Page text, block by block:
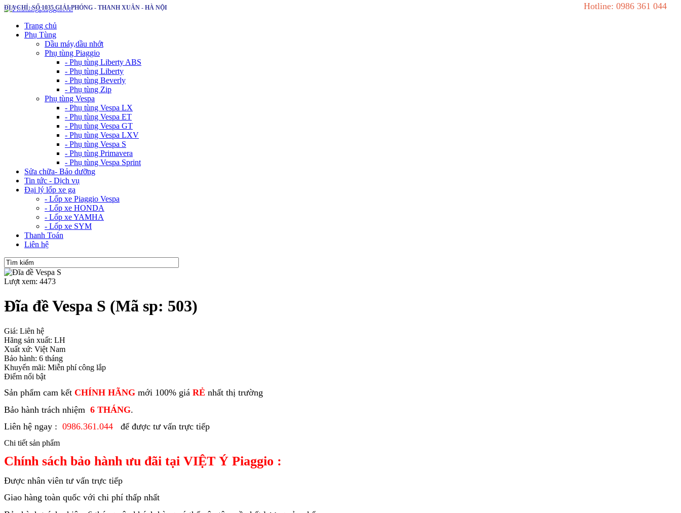
ĐỊA CHỈ: SỐ 1035 GIẢI PHÓNG - THANH XUÂN - HÀ NỘI Hotline: 0986 361 044
Trang chủ
Phụ Tùng
Dầu máy,dầu nhớt
Phụ tùng Piaggio
- Phụ tùng Liberty ABS
- Phụ tùng Liberty
- Phụ tùng Beverly
- Phụ tùng Zip
Phụ tùng Vespa
- Phụ tùng Vespa LX
- Phụ tùng Vespa ET
- Phụ tùng Vespa GT
- Phụ tùng Vespa LXV
- Phụ tùng Vespa S
- Phụ tùng Primavera
- Phụ tùng Vespa Sprint
Sửa chữa- Bảo dưỡng
Tin tức - Dịch vụ
Đại lý lốp xe ga
- Lốp xe Piaggio Vespa
- Lốp xe HONDA
- Lốp xe YAMHA
- Lốp xe SYM
Thanh Toán
Liên hệ
Lượt xem: 4473
Đĩa đề Vespa S (Mã sp: 503)
Giá: Liên hệ
Hãng sản xuất: LH
Xuất xứ: Việt Nam
Bảo hành: 6 tháng
Khuyến mãi: Miễn phí công lắp
Điểm nổi bật
Sản phẩm cam kết CHÍNH HÃNG mới 100% giá RẺ nhất thị trường
Bảo hành trách nhiệm 6 THÁNG.
Liên hệ ngay : 0986.361.044 để được tư vấn trực tiếp
Chi tiết sản phẩm
Chính sách bảo hành ưu đãi tại VIỆT Ý Piaggio :
Được nhân viên tư vấn trực tiếp
Giao hàng toàn quốc với chi phí thấp nhất